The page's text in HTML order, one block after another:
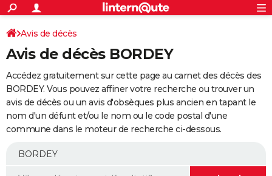
ACTUALITÉS
Politique
Société
Faits Divers
Education
Monde
Villes
+
SPORT
Coupe du monde 2026
Football
Tennis
Cyclisme
Rugby
Forum
Programme TV
TNT
Streaming
Cinéma
Sorties cinéma
Musique
+
FINANCE
Retraite
Epargne
Immobilier
Risques naturels par ville
Banque
Assurance
AUTO
Essais
Réserver un essai
Citadines
Berlines
SUV
Forum auto
+
Mobiles
Meilleur smartphone
Internet
Ordinateurs
Jeux vidéo
Guide high-tech
Avis de décès
Avis de décès BORDEY
Accédez gratuitement sur cette page au carnet des décès des
BORDEY. Vous pouvez affiner votre recherche ou trouver un
avis de décès ou un avis d'obsèques plus ancien en tapant le
nom d'un défunt et/ou le nom ou le code postal d'une
commune dans le moteur de recherche ci-dessous.